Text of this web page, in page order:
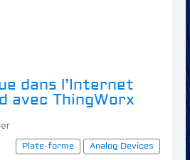
dans l’Internet
avec ThingWorx
Plate-forme
Analog Devices